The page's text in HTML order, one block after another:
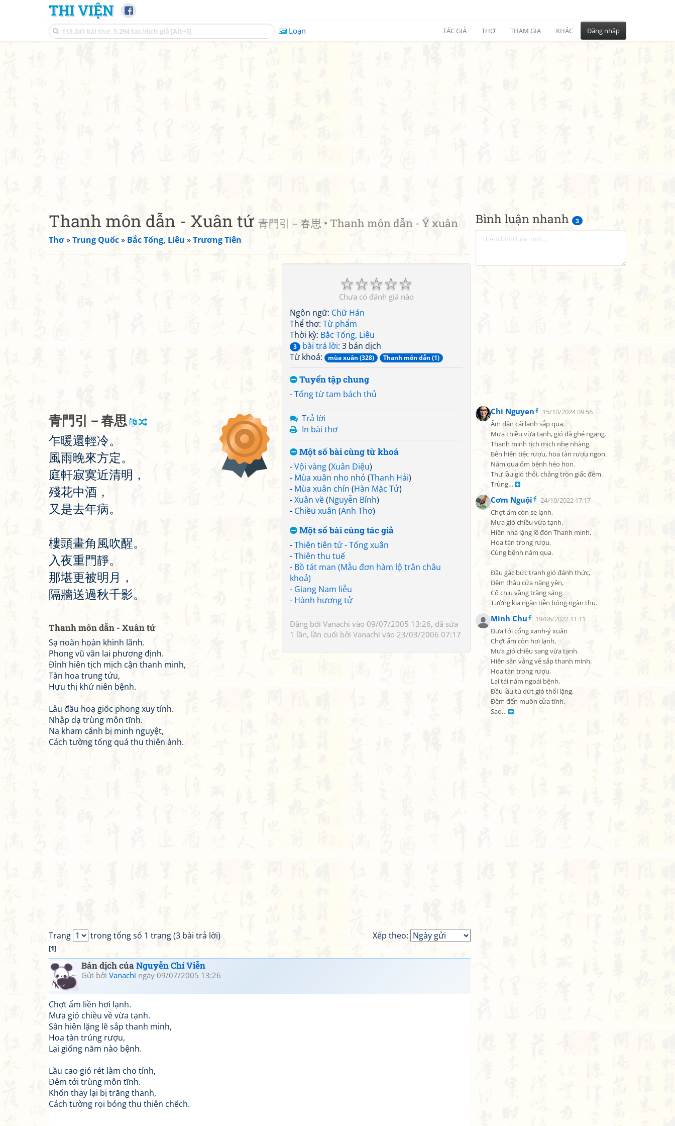
THI VIỆN
Loạn TÁC GIẢ THƠ THAM GIA KHÁC Đăng nhập
Bình luận nhanh 3
Chi Nguyen
15/10/2024 09:56
Ấm dần cái lạnh sắp qua.
Mưa chiều vừa tạnh, gió đà ghé ngang.
Thanh minh tịch mịch nhẹ nhàng.
Bên hiên tiệc rượu, hoa tàn rượu ngon.
Năm qua ốm bệnh héo hon.
Thư lầu gió thổi, chẳng tròn giấc đêm.
Trùng…
Cơm Nguội
24/10/2022 17:17
Chợt ấm còn se lạnh,
Mưa gió chiều vừa tạnh.
Hiên nhà lặng lẽ đón Thanh minh,
Hoa tàn trong rượu,
Cùng bệnh năm qua.
Đầu gác bức tranh gió đánh thức,
Đêm thâu cửa nặng yên,
Cố chịu vầng trăng sáng.
Tường kia ngăn tiễn bóng ngàn thu.
Minh Chu
19/06/2022 11:11
Đưa tới cổng xanh-ý xuân
Chợt ấm còn hơi lạnh,
Mưa gió chiều sang vừa tạnh.
Hiên sân vắng vẻ sắp thanh minh.
Hoa tàn trong rượu,
Lại tái năm ngoái bệnh.
Đầu lầu tù dứt gió thổi lặng.
Đêm đến muôn cửa tĩnh,
Sao…
Thanh môn dẫn - Xuân tứ 青門引－春思 • Thanh môn dẫn - Ý xuân
Thơ»Trung Quốc» Bắc Tống, Liêu »Trương Tiên
☆
☆
☆
☆
☆
Chưa có đánh giá nào
Ngôn ngữ: Chữ Hán
Thể thơ: Từ phẩm
Thời kỳ: Bắc Tống, Liêu
3 bài trả lời: 3 bản dịch
Từ khoá:
mùa xuân (328) Thanh môn dẫn (1)
Tuyển tập chung
-Tống từ tam bách thủ
Trả lời
In bài thơ
Một số bài cùng từ khoá
-Vội vàng(Xuân Diệu)
- Mùa xuân nho nhỏ (Thanh Hải)
- Mùa xuân chín (Hàn Mặc Tử)
-Xuân về(Nguyễn Bính)
- Chiều xuân (Anh Thơ)
Một số bài cùng tác giả
-Thiên tiên tử - Tống xuân
-Thiên thu tuế
- Bồ tát man (Mẫu đơn hàm lộ trân châu
khoả)
- Giang Nam liễu
- Hành hương tử
Đăng bởi Vanachi vào 09/07/2005 13:26, đã sửa
1 lần, lần cuối bởi Vanachi vào 23/03/2006 07:17
青門 引 － 春思
乍暖還輕冷。
風雨晚來方定。
庭軒寂寞近清明 ，
殘花中酒 ，
又 是去年病。
樓頭畫角 風吹醒。
入夜重門靜。
那堪更被明 月
，
隔牆送過秋千影。
Thanh môn dẫn - Xuân tứ
Sạ noãn hoàn khinh lãnh.
Phong vũ vãn lai phương định.
Đình hiên tịch mịch cận thanh minh,
Tàn hoa trung tửu,
Hựu thị khứ niên bệnh.
Lâu đầu hoạ giốc phong xuy tỉnh.
Nhập dạ trùng môn tĩnh.
Na kham cánh bị minh nguyệt,
Cách tường tống quá thu thiên ảnh.
Xếp theo:
Trang trong tổng số 1 trang (3 bài trả lời)
[1]
Bản dịch củaNguyễn Chí Viễn
Gửi bởi Vanachi ngày 09/07/2005 13:26
Chợt ấm liền hơi lạnh.
Mưa gió chiều về vừa tạnh.
Sân hiên lặng lẽ sắp thanh minh,
Hoa tàn trúng rượu,
Lại giống năm nào bệnh.
Lầu cao gió rét làm cho tỉnh,
Đêm tới trùng môn tĩnh.
Khốn thay lại bị trăng thanh,
Cách tường rọi bóng thu thiên chếch.